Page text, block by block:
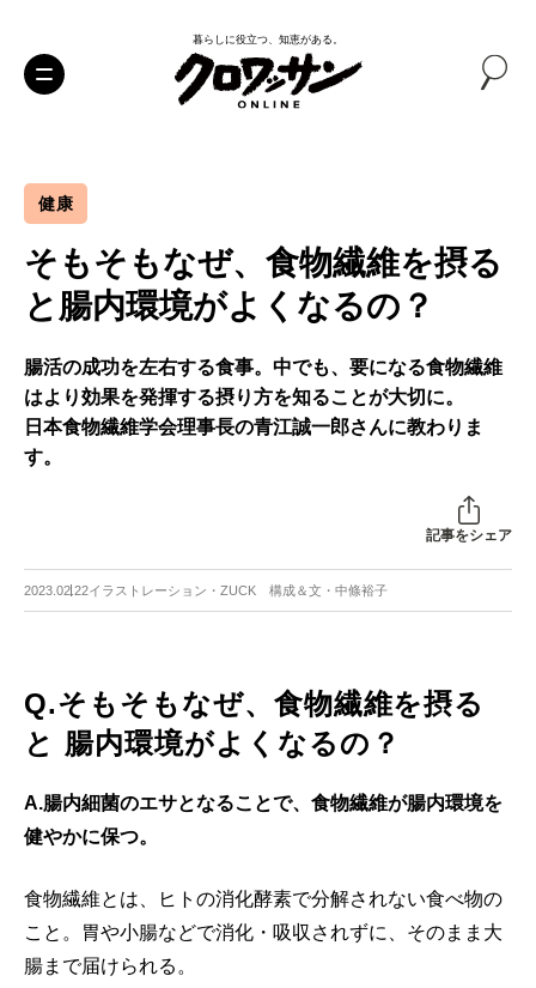
暮らしに役立つ、知恵がある。
健康
そもそもなぜ、食物繊維を摂る
と腸内環境がよくなるの？
腸活の成功を左右する食事。中でも、要になる食物繊維
はより効果を発揮する摂り方を知ることが大切に。
日本食物繊維学会理事長の青江誠一郎さんに教わりま
す。
記事をシェア
2023.02.22イラストレーション・ZUCK 構成＆文・中條裕子
Q.そもそもなぜ、食物繊維を摂る
と 腸内環境がよくなるの？
A.腸内細菌のエサとなることで、食物繊維が腸内環境を
健やかに保つ。
食物繊維とは、ヒトの消化酵素で分解されない食べ物の
こと。胃や小腸などで消化・吸収されずに、そのまま大
腸まで届けられる。